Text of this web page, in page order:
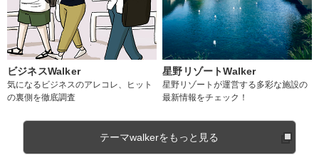
ビジネスWalker
気になるビジネスのアレコレ、ヒット
の裏側を徹底調査
星野リゾートWalker
星野リゾートが運営する多彩な施設の
最新情報をチェック！
テーマwalkerをもっと見る